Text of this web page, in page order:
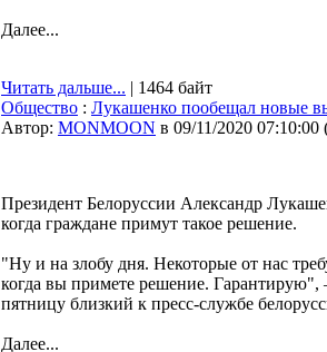
Далее...
Читать дальше... | 1464 байт
Общество : Лукашенко пообещал новые
Автор: MONMOON в 09/11/2020 07:10:00
Президент Белоруссии Александр
когда граждане примут такое решение.
"Ну и на злобу дня. Некоторые от нас
когда вы примете решение. Гарантирую",
пятницу близкий к пресс-службе
Далее...